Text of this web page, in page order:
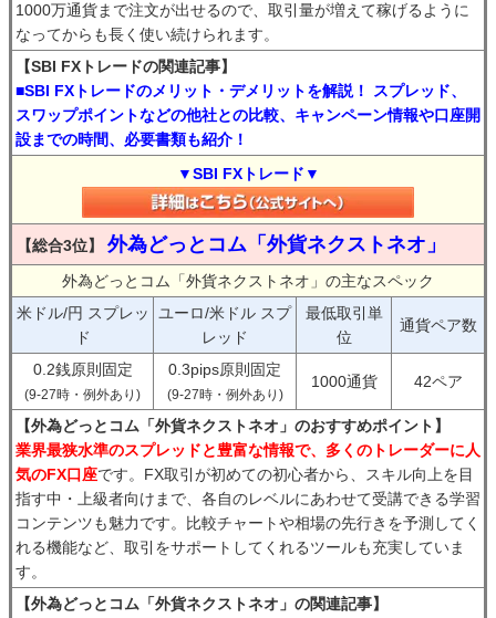
1000万通貨まで注文が出せるので、取引量が増えて稼げるように
なってからも長く使い続けられます。
【SBI FXトレードの関連記事】
■SBI FXトレードのメリット・デメリットを解説！ スプレッド、
スワップポイントなどの他社との比較、キャンペーン情報や口座開
設までの時間、必要書類も紹介！
▼SBI FXトレード▼
【総合3位】 外為どっとコム「外貨ネクストネオ」
外為どっとコム「外貨ネクストネオ」の主なスペック
米ドル/円 スプレッ
ド
ユーロ/米ドル スプ
レッド
最低取引単
位
通貨ペア数
0.2銭原則固定
(9-27時・例外あり)
0.3pips原則固定
(9-27時・例外あり)
1000通貨 42ペア
【外為どっとコム「外貨ネクストネオ」のおすすめポイント】
業界最狭水準のスプレッドと豊富な情報で、多くのトレーダーに人
気のFX口座です。FX取引が初めての初心者から、スキル向上を目
指す中・上級者向けまで、各自のレベルにあわせて受講できる学習
コンテンツも魅力です。比較チャートや相場の先行きを予測してく
れる機能など、取引をサポートしてくれるツールも充実していま
す。
【外為どっとコム「外貨ネクストネオ」の関連記事】